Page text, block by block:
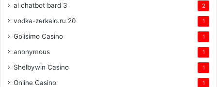
ai chatbot bard 3 2
vodka-zerkalo.ru 20 1
Golisimo Casino 1
anonymous 1
Shelbywin Casino 1
Online Casino 1